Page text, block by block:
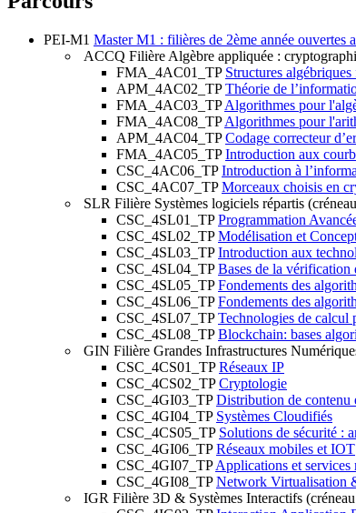
PEI-M1 Master M1 : filières de 2ème année ouvertes
ACCQ Filière Algèbre appliquée :
FMA_4AC01_TP Structures
APM_4AC02_TP Théorie de
FMA_4AC03_TP Algorithmes pour
FMA_4AC08_TP Algorithmes pour
APM_4AC04_TP Codage correcteur
FMA_4AC05_TP Introduction aux
CSC_4AC06_TP Introduction à
CSC_4AC07_TP Morceaux choisis en
SLR Filière Systèmes logiciels répartis
CSC_4SL01_TP Programmation
CSC_4SL02_TP Modélisation et
CSC_4SL03_TP Introduction aux
CSC_4SL04_TP Bases de la vérification
CSC_4SL05_TP Fondements des
CSC_4SL06_TP Fondements des
CSC_4SL07_TP Technologies de calcul
CSC_4SL08_TP Blockchain: bases
GIN Filière Grandes Infrastructures
CSC_4CS01_TP Réseaux IP
CSC_4CS02_TP Cryptologie
CSC_4GI03_TP Distribution de contenu
CSC_4GI04_TP Systèmes Cloudifiés
CSC_4CS05_TP Solutions de sécurité :
CSC_4GI06_TP Réseaux mobiles et IOT
CSC_4GI07_TP Applications et services
CSC_4GI08_TP Network Virtualisation
IGR Filière 3D & Systèmes Interactifs